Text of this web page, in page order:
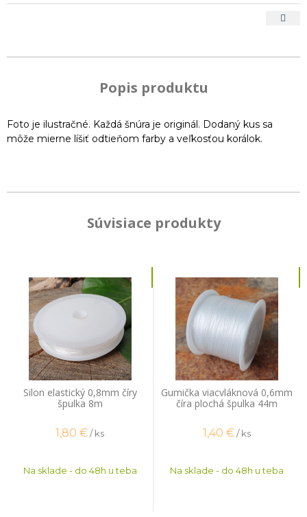
Popis produktu
Foto je ilustračné. Každá šnúra je originál. Dodaný kus sa
môže mierne líšiť odtieňom farby a veľkosťou korálok.
Súvisiace produkty
Silon elastický 0,8mm číry
špulka 8m
1,80 €/ ks
Na sklade - do 48h u teba
Gumička viacvláknová 0,6mm
číra plochá špulka 44m
1,40 €/ ks
Na sklade - do 48h u teba